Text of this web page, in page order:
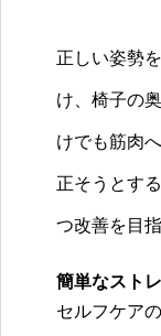
正しい姿勢
け、椅子の
けでも筋肉
正そうとす
つ改善を目
簡単なスト
セルフケア